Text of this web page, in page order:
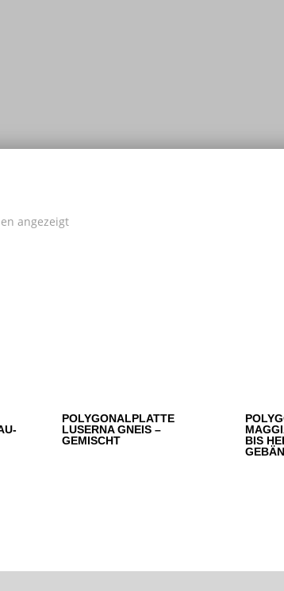
angezeigt
POLYGONALPLATTE
LUSERNA GNEIS –
GEMISCHT
BIS